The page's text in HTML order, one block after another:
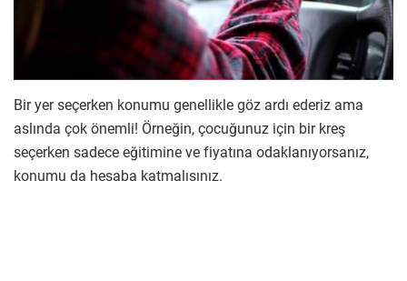
Bir yer seçerken konumu genellikle göz ardı ederiz ama
aslında çok önemli! Örneğin, çocuğunuz için bir kreş
seçerken sadece eğitimine ve fiyatına odaklanıyorsanız,
konumu da hesaba katmalısınız.